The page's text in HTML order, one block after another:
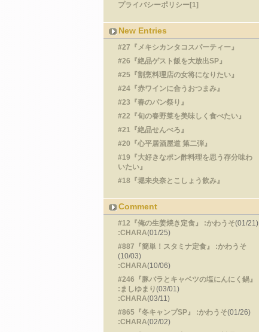
プライバシーポリシー[1]
New Entries
#27『メキシカンタコスパーティー』
#26『絶品ゲスト飯を大放出SP』
#25『割烹料理店の女将になりたい』
#24『赤ワインに合うおつまみ』
#23『春のパン祭り』
#22『旬の春野菜を美味しく食べたい』
#21『絶品せんべろ』
#20『心平居酒屋道 第二弾』
#19『大好きなポン酢料理を思う存分味わ
いたい』
#18『堀未央奈とこしょう飲み』
Comment
#12『俺の生姜焼き定食』 :かわうそ(01/21)
:CHARA(01/25)
#887『簡単！スタミナ定食』
:かわうそ
(10/03)
:CHARA(10/06)
#246『豚バラとキャベツの塩にんにく鍋』
:ましゆまり(03/01)
:CHARA(03/11)
#865『冬キャンプSP』
:かわうそ(01/26)
:CHARA(02/02)